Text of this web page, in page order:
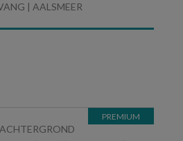
| AALSMEER
ACHTERGROND